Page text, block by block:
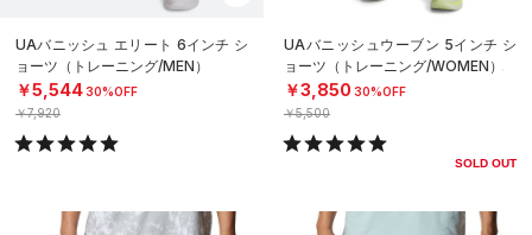
UAバニッシュ エリート 6インチ シ
ョーツ（トレーニング/MEN）
￥5,54430%OFF
￥7,920
UAバニッシュウーブン 5インチ シ
ョーツ（トレーニング/WOMEN）
￥3,850 30%OFF
￥5,500
SOLD OUT